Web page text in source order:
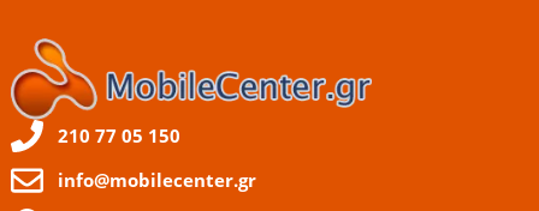
210 77 05 150
info@mobilecenter.gr